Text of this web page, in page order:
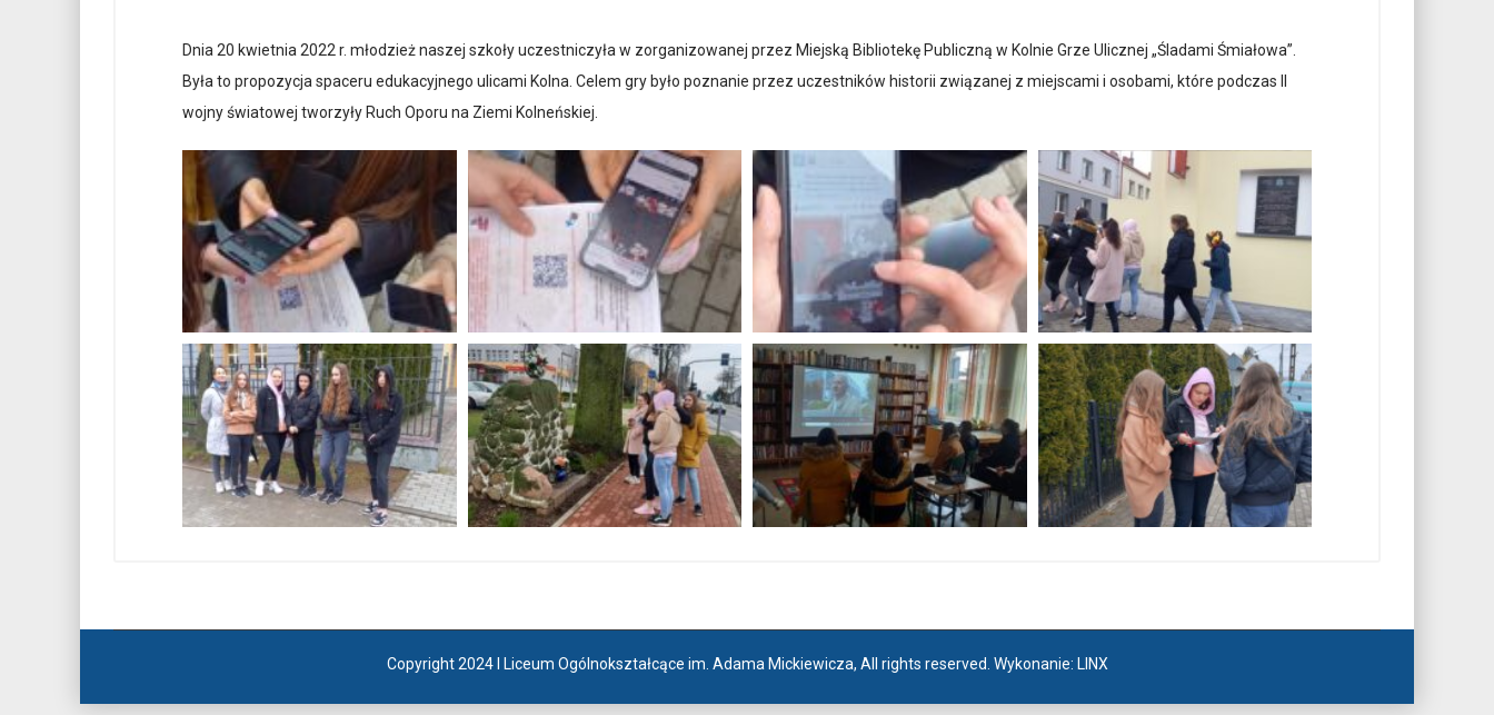
Dnia 20 kwietnia 2022 r. młodzież naszej szkoły uczestniczyła w zorganizowanej przez Miejską Bibliotekę Publiczną w Kolnie Grze Ulicznej „Śladami Śmiałowa”.
Była to propozycja spaceru edukacyjnego ulicami Kolna. Celem gry było poznanie przez uczestników historii związanej z miejscami i osobami, które podczas II
wojny światowej tworzyły Ruch Oporu na Ziemi Kolneńskiej.
Copyright 2024 I Liceum Ogólnokształcące im. Adama Mickiewicza, All rights reserved. Wykonanie: LINX